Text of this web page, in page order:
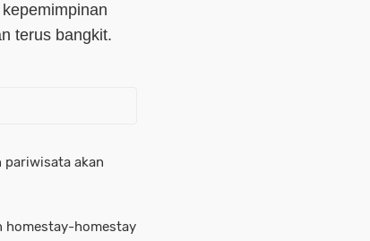
terus bangkit.
pariwisata akan
homestay-homestay